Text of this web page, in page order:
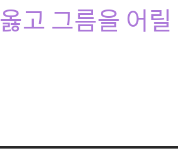
옳고 그름을 어